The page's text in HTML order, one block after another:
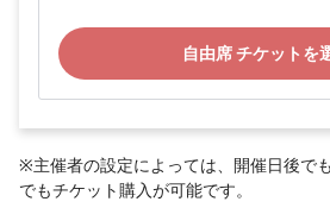
自由席 チケットを
※主催者の設定によっては、開催日後で
でもチケット購入が可能です。